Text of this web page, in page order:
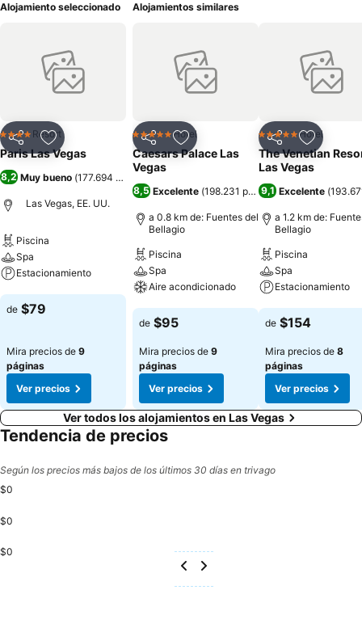
Alojamiento seleccionado
CompartirAgregar a favoritos
4 EstrellasResort
Paris Las Vegas
8,2 Muy bueno (177.694 puntuaciones
Las Vegas, EE. UU.
Piscina
Spa
Estacionamiento
Ver precios
de $79
Mira precios de 9
páginas
Ver precios
Alojamientos similares
CompartirAgregar a favoritos
5 EstrellasHotel
Caesars Palace Las
Vegas
8,5 Excelente (198.231 puntuaciones)
a 0.8 km de: Fuentes del
Bellagio
Piscina
Spa
Aire acondicionado
Ver precios
de $95
Mira precios de 9
páginas
Ver precios
CompartirAgregar
5 EstrellasHotel
The Venetian
Las Vegas
9,1 Excelente (
a 1.2 km de:
Bellagio
Piscina
Spa
Estacionamiento
Ver precios
de $154
Mira precios de 8
páginas
Ver precios
Ver todos los alojamientos en Las Vegas
Tendencia de precios
Según los precios más bajos de los últimos 30 días en trivago
$0
$0
$0